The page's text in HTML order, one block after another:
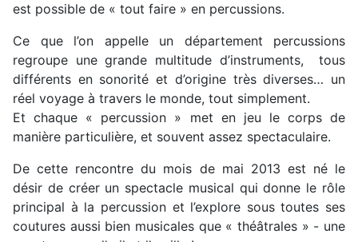
est possible de « tout faire » en percussions.
Ce que l’on appelle un département percussions
regroupe une grande multitude d’instruments, tous
différents en sonorité et d’origine très diverses… un
réel voyage à travers le monde, tout simplement.
Et chaque « percussion » met en jeu le corps de
manière particulière, et souvent assez spectaculaire.
De cette rencontre du mois de mai 2013 est né le
désir de créer un spectacle musical qui donne le rôle
principal à la percussion et l’explore sous toutes ses
coutures aussi bien musicales que « théâtrales » - une